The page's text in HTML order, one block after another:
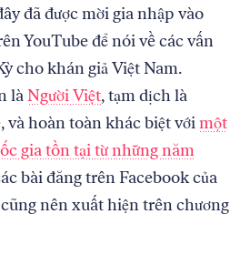
đã được mời gia nhập vào
YouTube để nói về các vấn
cho khán giả Việt Nam.
làNgười Việt, tạm dịch là
và hoàn toàn khác biệt vớimột
gia tồn tại từ những năm
bài đăng trên Facebook của
nên xuất hiện trên chương